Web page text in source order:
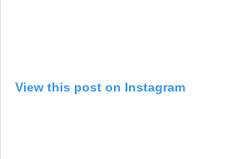
View this post on Instagram